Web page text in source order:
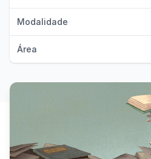
Modalidade
Área